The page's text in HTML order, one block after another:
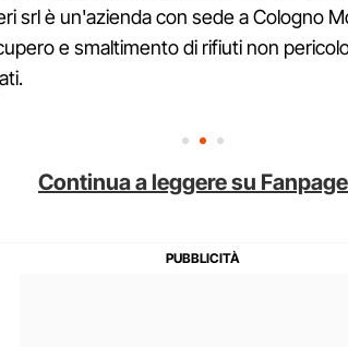
srl è un'azienda con sede a Cologno
e smaltimento di rifiuti non
Continua a leggere su